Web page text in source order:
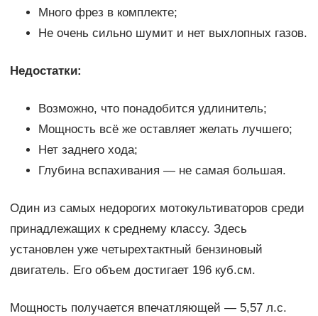
Много фрез в комплекте;
Не очень сильно шумит и нет выхлопных газов.
Недостатки:
Возможно, что понадобится удлинитель;
Мощность всё же оставляет желать лучшего;
Нет заднего хода;
Глубина вспахивания — не самая большая.
Один из самых недорогих мотокультиваторов среди
принадлежащих к среднему классу. Здесь
установлен уже четырехтактный бензиновый
двигатель. Его объем достигает 196 куб.см.
Мощность получается впечатляющей — 5,57 л.с.